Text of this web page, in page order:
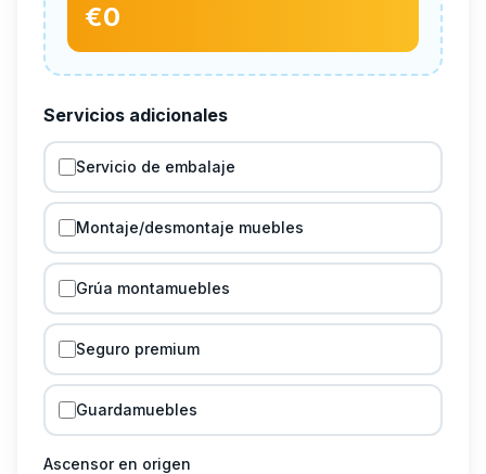
€0
Servicios adicionales
Servicio de embalaje
Montaje/desmontaje muebles
Grúa montamuebles
Seguro premium
Guardamuebles
Ascensor en origen